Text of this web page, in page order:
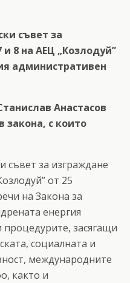
съвет за
8 на АЕЦ „Козлодуй”
административен
Анастасов
закона, с които
съвет за изграждане
от 25
на Закона за
енергия
процедурите, засягащи
социалната и
международните
както и